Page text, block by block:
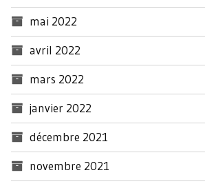
mai 2022
avril 2022
mars 2022
janvier 2022
décembre 2021
novembre 2021